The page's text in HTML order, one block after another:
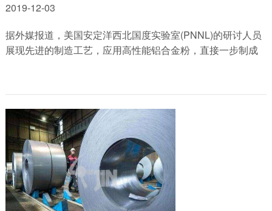
2019-12-03
据外媒报道，美国安定洋西北国度实验室(PNNL)的研讨人员
展现先进的制造工艺，应用高性能铝合金粉，直接一步制成